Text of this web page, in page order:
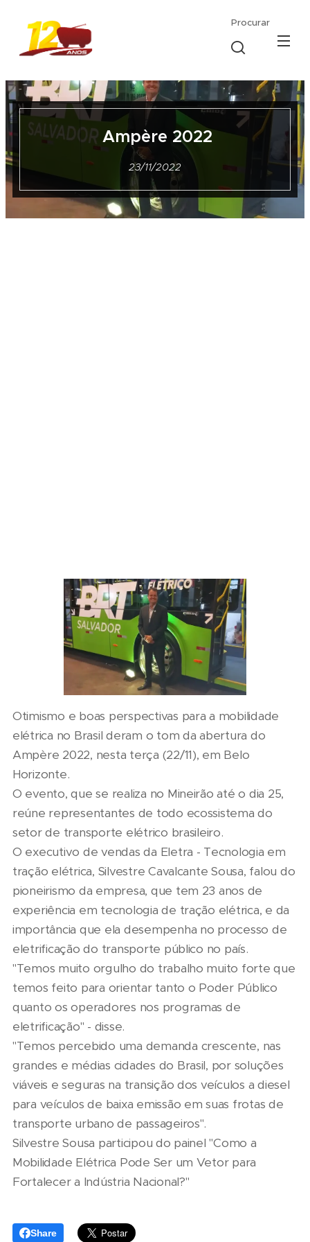
Procurar
Ampère 2022
23/11/2022
Otimismo e boas perspectivas para a mobilidade
elétrica no Brasil deram o tom da abertura do
Ampère 2022, nesta terça (22/11), em Belo
Horizonte.
O evento, que se realiza no Mineirão até o dia 25,
reúne representantes de todo ecossistema do
setor de transporte elétrico brasileiro.
O executivo de vendas da Eletra - Tecnologia em
tração elétrica, Silvestre Cavalcante Sousa, falou do
pioneirismo da empresa, que tem 23 anos de
experiência em tecnologia de tração elétrica, e da
importância que ela desempenha no processo de
eletrificação do transporte público no país.
"Temos muito orgulho do trabalho muito forte que
temos feito para orientar tanto o Poder Público
quanto os operadores nos programas de
eletrificação" - disse.
"Temos percebido uma demanda crescente, nas
grandes e médias cidades do Brasil, por soluções
viáveis e seguras na transição dos veículos a diesel
para veículos de baixa emissão em suas frotas de
transporte urbano de passageiros".
Silvestre Sousa participou do painel "Como a
Mobilidade Elétrica Pode Ser um Vetor para
Fortalecer a Indústria Nacional?"
Share